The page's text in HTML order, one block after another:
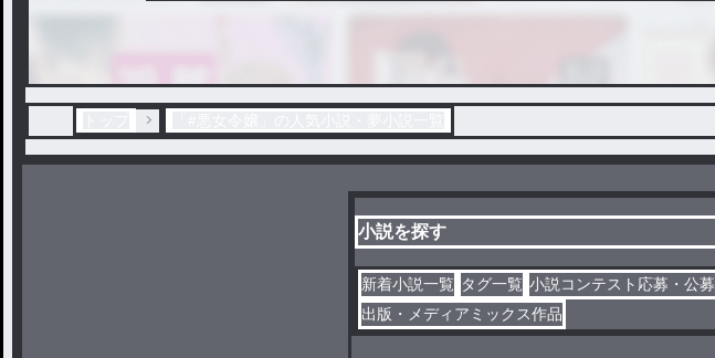
小説を探す
新着小説一覧 タグ一覧 小説コンテスト応募・公募
出版・メディアミックス作品